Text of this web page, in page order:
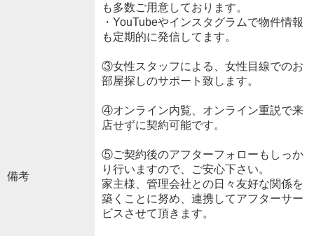
備考
も多数ご用意しております。
・YouTubeやインスタグラムで物件情報
も定期的に発信してます。
③女性スタッフによる、女性目線でのお
部屋探しのサポート致します。
④オンライン内覧、オンライン重説で来
店せずに契約可能です。
⑤ご契約後のアフターフォローもしっか
り行いますので、ご安心下さい。
家主様、管理会社との日々友好な関係を
築くことに努め、連携してアフターサー
ビスさせて頂きます。